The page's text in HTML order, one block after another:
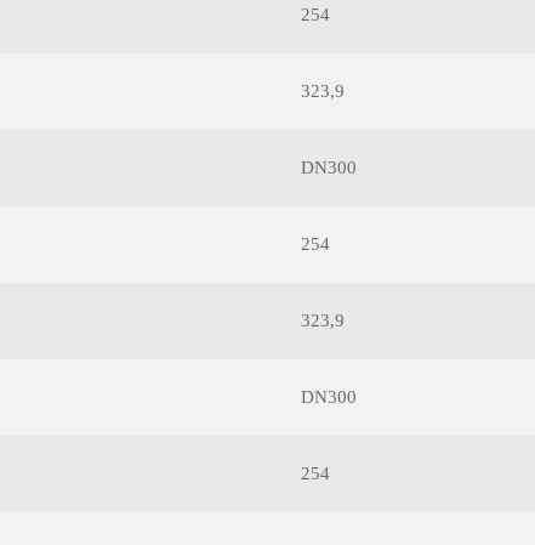
254
323,9
DN300
254
323,9
DN300
254